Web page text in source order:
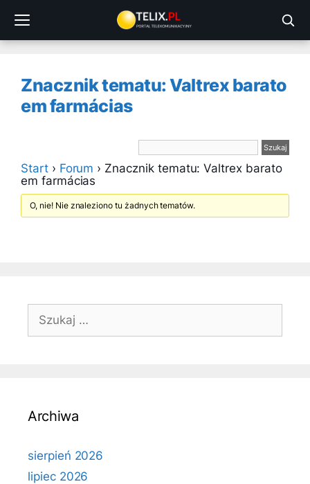
treści
Znacznik tematu: Valtrex barato
em farmácias
Start › Forum › Znacznik tematu: Valtrex barato
em farmácias
O, nie! Nie znaleziono tu żadnych tematów.
Szukaj:
Archiwa
sierpień 2026
lipiec 2026